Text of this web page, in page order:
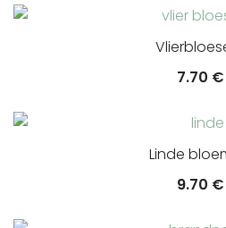
7.70 €
Linde
9.70 €